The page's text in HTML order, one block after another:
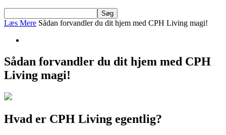
Læs Mere Sådan forvandler du dit hjem med CPH Living magi!
Sådan forvandler du dit hjem med CPH
Living magi!
Hvad er CPH Living egentlig?